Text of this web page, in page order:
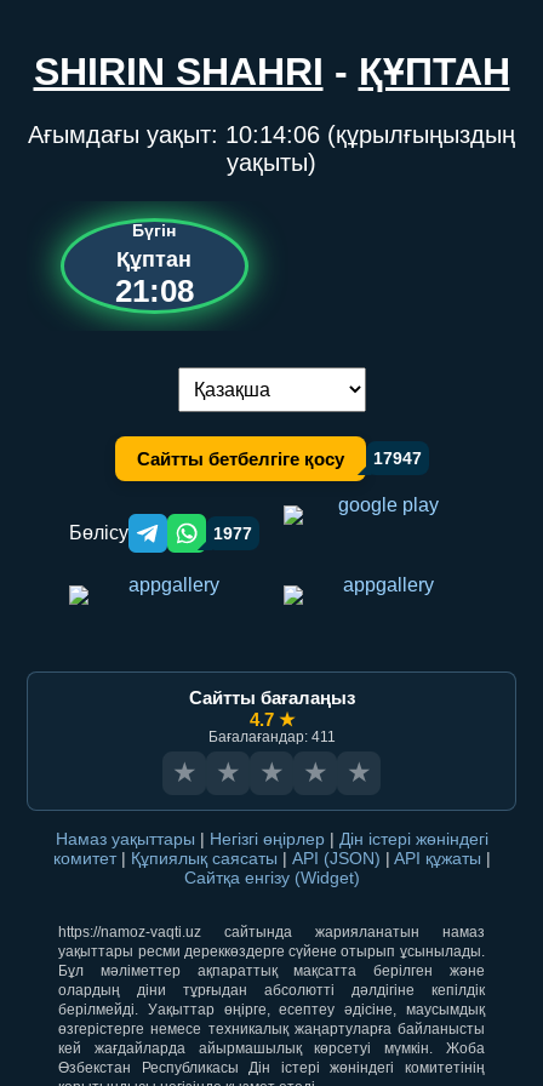
SHIRIN SHAHRI - ҚҰПТАН
Ағымдағы уақыт: 10:14:06 (құрылғыңыздың
уақыты)
Бүгін
Құптан
21:08
Тілді ауыстыру:
Сайтты бетбелгіге қосу 17947
Бөлісу Telegram orqali ulashish
WhatsApp orqali ulashish
1977
Сайтты бағалаңыз
4.7 ★
Бағалағандар: 411
★ ★ ★ ★ ★
Намаз уақыттары | Негізгі өңірлер | Дін істері жөніндегі
комитет | Құпиялық саясаты | API (JSON) | API құжаты |
Сайтқа енгізу (Widget)
https://namoz-vaqti.uz сайтында жарияланатын намаз
уақыттары ресми дереккөздерге сүйене отырып ұсынылады.
Бұл мәліметтер ақпараттық мақсатта берілген және
олардың діни тұрғыдан абсолютті дәлдігіне кепілдік
берілмейді. Уақыттар өңірге, есептеу әдісіне, маусымдық
өзгерістерге немесе техникалық жаңартуларға байланысты
кей жағдайларда айырмашылық көрсетуі мүмкін. Жоба
Өзбекстан Республикасы Дін істері жөніндегі комитетінің